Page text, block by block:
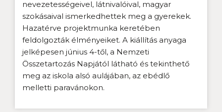
nevezetességeivel, látnivalóival, magyar
szokásaival ismerkedhettek meg a gyerekek.
Hazatérve projektmunka keretében
feldolgozták élményeiket. A kiállítás anyaga
jelképesen június 4-től, a Nemzeti
Összetartozás Napjától látható és tekinthető
meg az iskola alsó aulájában, az ebédlő
melletti paravánokon.